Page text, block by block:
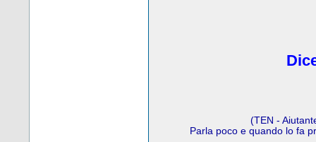
(TEN -
Parla poco e quando lo fa